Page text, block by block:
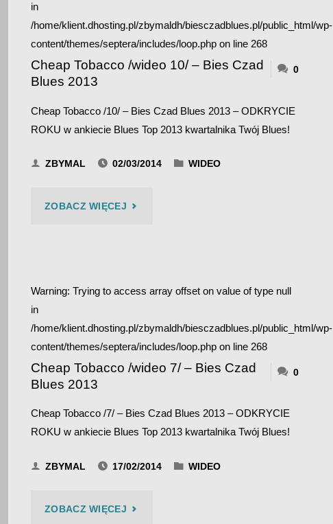
in
/home/klient.dhosting.pl/zbymaldh/biesczadblues.pl/public_html/wp-
content/themes/septera/includes/loop.phpon line 268
Cheap Tobacco /wideo 10/ – Bies Czad
Blues 2013
0
Cheap Tobacco /10/ – Bies Czad Blues 2013 – ODKRYCIE
ROKU w ankiecie Blues Top 2013 kwartalnika Twój Blues!
ZBYMAL 02/03/2014 WIDEO
ZOBACZ WIĘCEJ"CHEAP
10/
–
BLUES
Warning: Trying to access array offset on value of type null
in
/home/klient.dhosting.pl/zbymaldh/biesczadblues.pl/public_html/wp-
content/themes/septera/includes/loop.phpon line 268
Cheap Tobacco /wideo 7/ – Bies Czad
Blues 2013
0
Cheap Tobacco /7/ – Bies Czad Blues 2013 – ODKRYCIE
ROKU w ankiecie Blues Top 2013 kwartalnika Twój Blues!
ZBYMAL 17/02/2014 WIDEO
ZOBACZ WIĘCEJ"CHEAP